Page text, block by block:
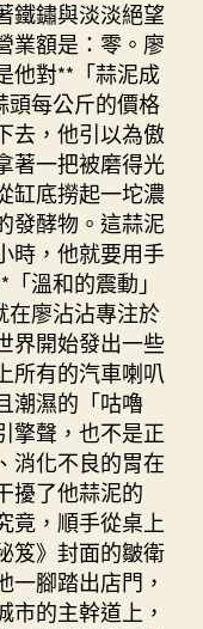
鐵鏽與淡淡絕望
業額是：零。廖
他對**「蒜泥成
頭每公斤的價格
去，他引以為傲
著一把被磨得光
缸底撈起一坨濃
發酵物。這蒜泥
時，他就要用手
溫和的震動」
在廖沾沾專注於
界開始發出一些
所有的汽車喇叭
潮濕的「咕嚕
聲，也不是正
消化不良的胃在
擾了他蒜泥的
竟，順手從桌上
笈》封面的皺衛
一腳踏出店門，
市的主幹道上，